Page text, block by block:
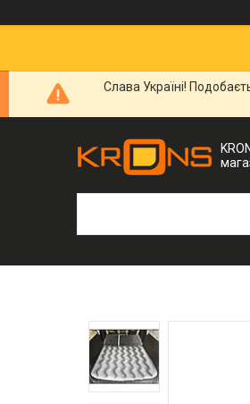
Слава Україні!